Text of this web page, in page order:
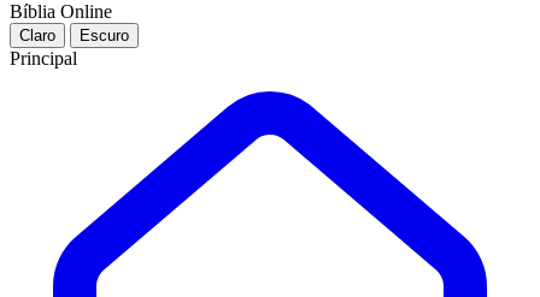
Bíblia Online
Claro Escuro
Principal